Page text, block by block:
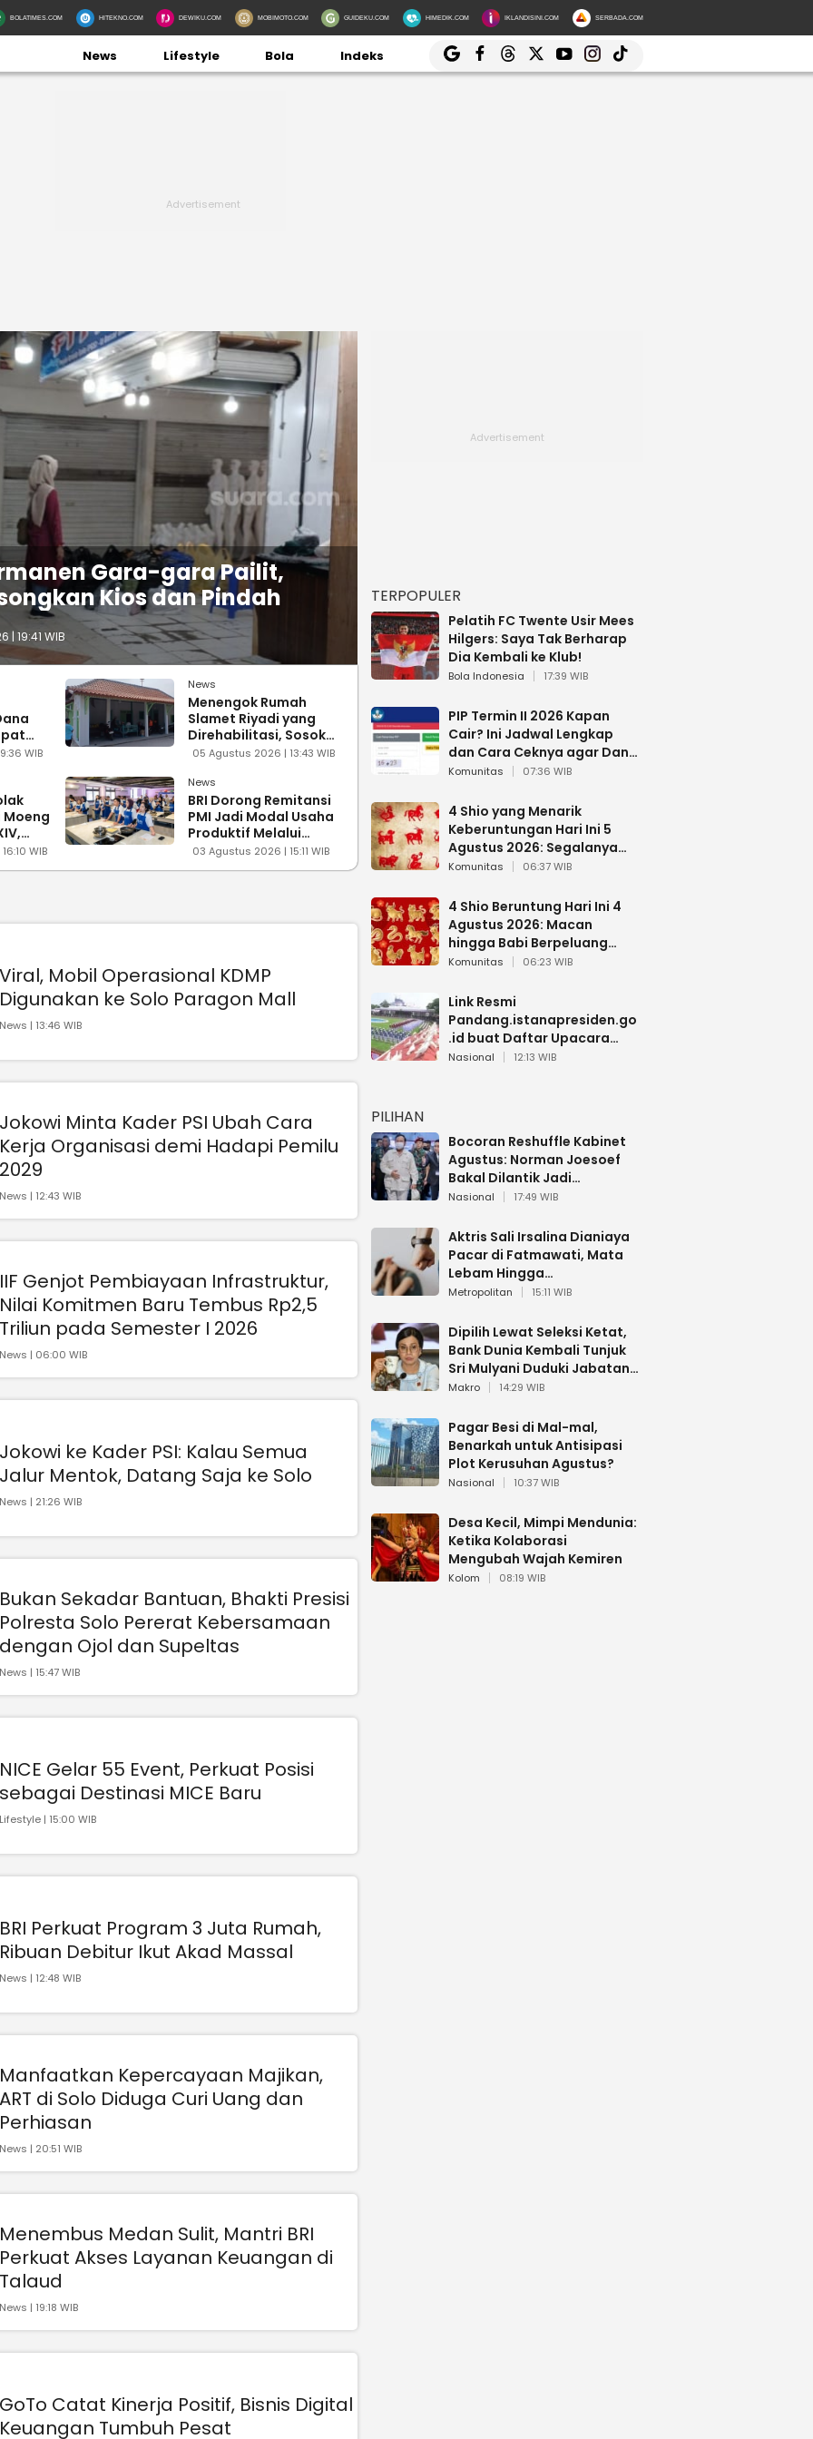
BOLATIMES.COM HITEKNO.COM DEWIKU.COM MOBIMOTO.COM GUIDEKU.COM HIMEDIK.COM IKLANDISINI.COM SERBADA.COM
News Lifestyle Bola Indeks
Gara-gara Pailit,
Kios dan Pindah
| 19:41 WIB
Riil
WIB
News
Menengok Rumah
Slamet Riyadi yang
Direhabilitasi, Sosok
Pemberani yang Gugur
05 Agustus 2026 | 13:43 WIB
WIB
News
BRI Dorong Remitansi
PMI Jadi Modal Usaha
Produktif Melalui
Pelatihan
Kewirausahaan di
03 Agustus 2026 | 15:11 WIB
Viral, Mobil Operasional KDMP
Digunakan ke Solo Paragon Mall
News | 13:46 WIB
Jokowi Minta Kader PSI Ubah Cara
Kerja Organisasi demi Hadapi Pemilu
2029
News | 12:43 WIB
IIF Genjot Pembiayaan Infrastruktur,
Nilai Komitmen Baru Tembus Rp2,5
Triliun pada Semester I 2026
News | 06:00 WIB
Jokowi ke Kader PSI: Kalau Semua
Jalur Mentok, Datang Saja ke Solo
News | 21:26 WIB
Bukan Sekadar Bantuan, Bhakti Presisi
Polresta Solo Pererat Kebersamaan
dengan Ojol dan Supeltas
News | 15:47 WIB
NICE Gelar 55 Event, Perkuat Posisi
sebagai Destinasi MICE Baru
Lifestyle | 15:00 WIB
BRI Perkuat Program 3 Juta Rumah,
Ribuan Debitur Ikut Akad Massal
News | 12:48 WIB
Manfaatkan Kepercayaan Majikan,
ART di Solo Diduga Curi Uang dan
Perhiasan
News | 20:51 WIB
Menembus Medan Sulit, Mantri BRI
Perkuat Akses Layanan Keuangan di
Talaud
News | 19:18 WIB
GoTo Catat Kinerja Positif, Bisnis Digital
Keuangan Tumbuh Pesat
TERPOPULER
Pelatih FC Twente Usir Mees
Hilgers: Saya Tak Berharap
Dia Kembali ke Klub!
Bola Indonesia 17:39 WIB
PIP Termin II 2026 Kapan
Cair? Ini Jadwal Lengkap
dan Cara Ceknya agar Dana
Tidak Hangus!
Komunitas 07:36 WIB
4 Shio yang Menarik
Keberuntungan Hari Ini 5
Agustus 2026: Segalanya
Berjalan Lancar
Komunitas 06:37 WIB
4 Shio Beruntung Hari Ini 4
Agustus 2026: Macan
hingga Babi Berpeluang
Dapat Kabar Baik
Komunitas 06:23 WIB
Link Resmi
Pandang.istanapresiden.go
.id buat Daftar Upacara
Bendera HUT RI di Istana
Nasional 12:13 WIB
PILIHAN
Bocoran Reshuffle Kabinet
Agustus: Norman Joesoef
Bakal Dilantik Jadi
Wamenhan RI
Nasional 17:49 WIB
Aktris Sali Irsalina Dianiaya
Pacar di Fatmawati, Mata
Lebam Hingga
Diselamatkan Polantas
Metropolitan 15:11 WIB
Dipilih Lewat Seleksi Ketat,
Bank Dunia Kembali Tunjuk
Sri Mulyani Duduki Jabatan
Strategis
Makro 14:29 WIB
Pagar Besi di Mal-mal,
Benarkah untuk Antisipasi
Plot Kerusuhan Agustus?
Nasional 10:37 WIB
Desa Kecil, Mimpi Mendunia:
Ketika Kolaborasi
Mengubah Wajah Kemiren
Kolom 08:19 WIB